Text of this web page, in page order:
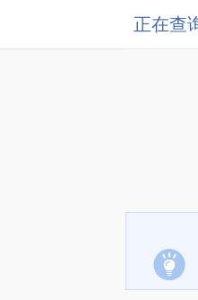
正在查